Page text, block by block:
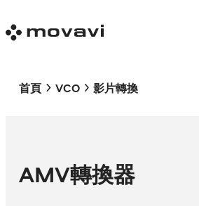
首頁 VCO 影片轉換
AMV轉換器